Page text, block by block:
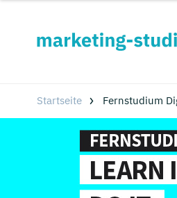
Startseite Fernstudium